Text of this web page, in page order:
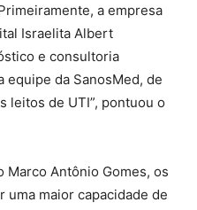
a empresa
Israelita Albert
e consultoria
equipe da SanosMed, de
leitos de UTI”, pontuou o
Antônio Gomes, os
maior capacidade de